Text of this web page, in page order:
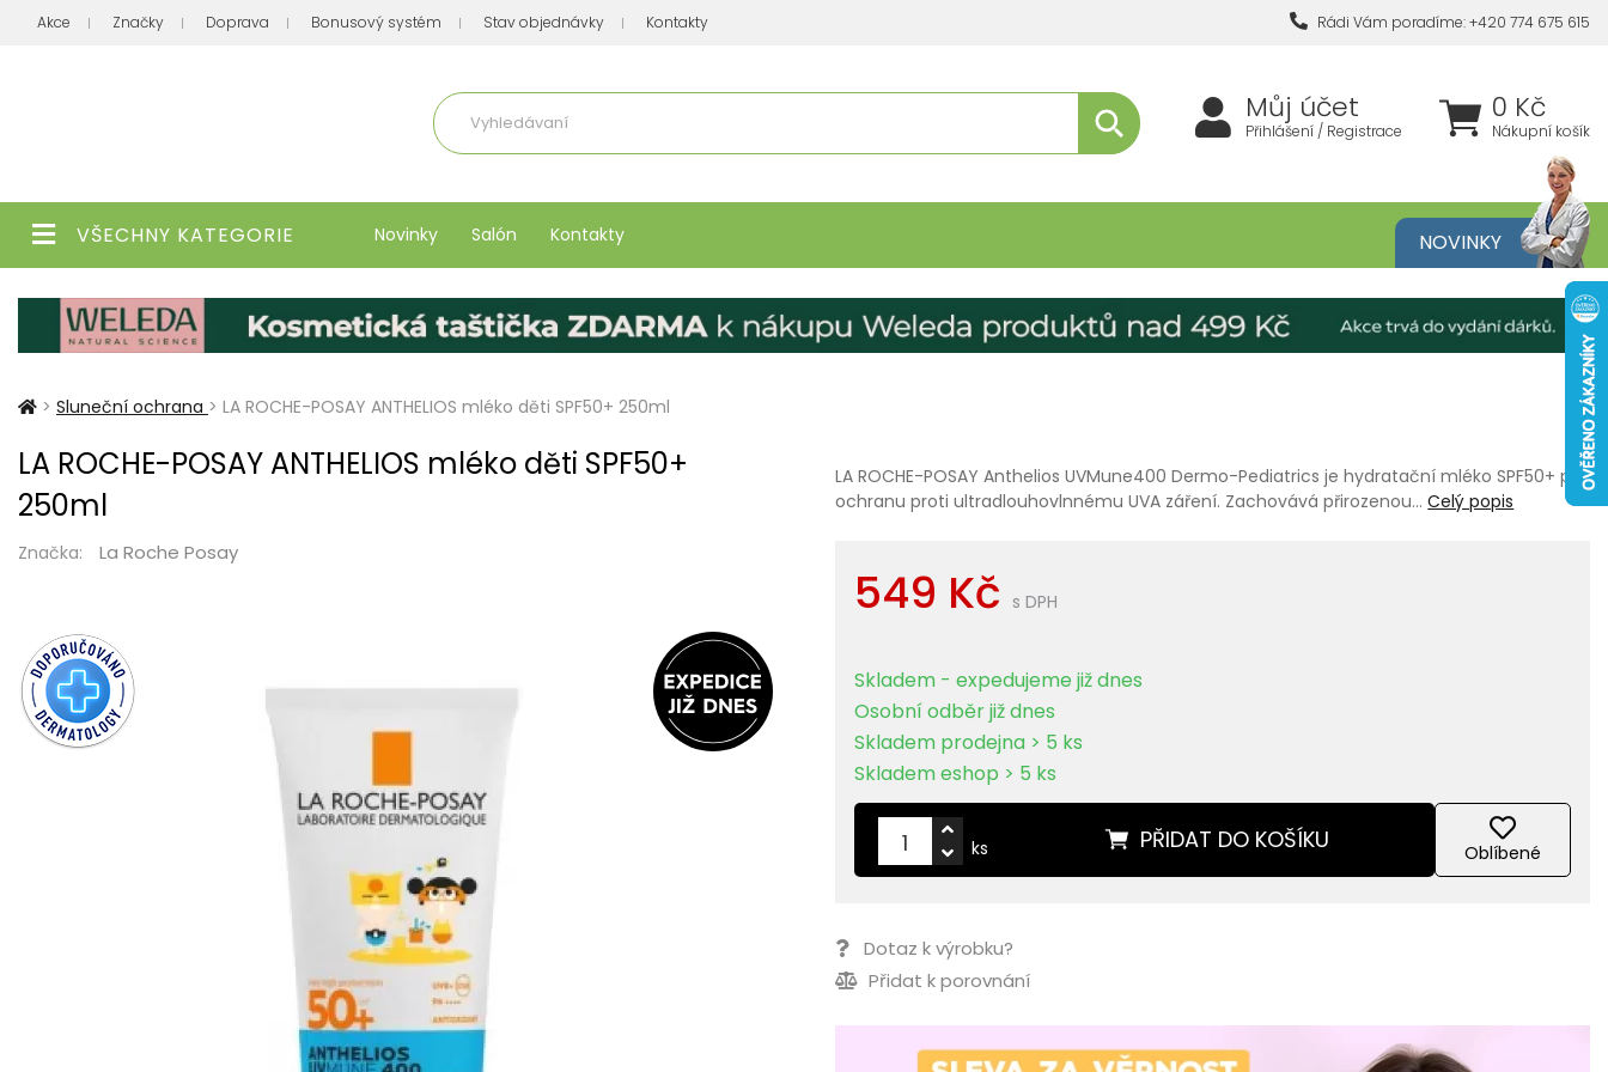
Akce Značky Doprava Bonusový systém Stav objednávky Kontakty Rádi Vám poradíme: +420 774 675 615
0 Kč
Nákupní košík
Můj účet
Přihlášení / Registrace
VŠECHNY KATEGORIE Novinky Salón Kontakty NOVINKY
> Sluneční ochrana > LA ROCHE-POSAY ANTHELIOS mléko děti SPF50+ 250ml
LA ROCHE-POSAY ANTHELIOS mléko děti SPF50+
250ml
Značka: La Roche Posay
LA ROCHE-POSAY Anthelios UVMune400 Dermo-Pediatrics je hydratační mléko SPF50+ pro
ochranu proti ultradlouhovlnnému UVA záření. Zachovává přirozenou…Celý popis
549 Kč s DPH
Skladem - expedujeme již dnes
Osobní odběr již dnes
Skladem prodejna > 5 ks
Skladem eshop > 5 ks
PŘIDAT DO KOŠÍKU
ks Oblíbené
Dotaz k výrobku?
Přidat k porovnání